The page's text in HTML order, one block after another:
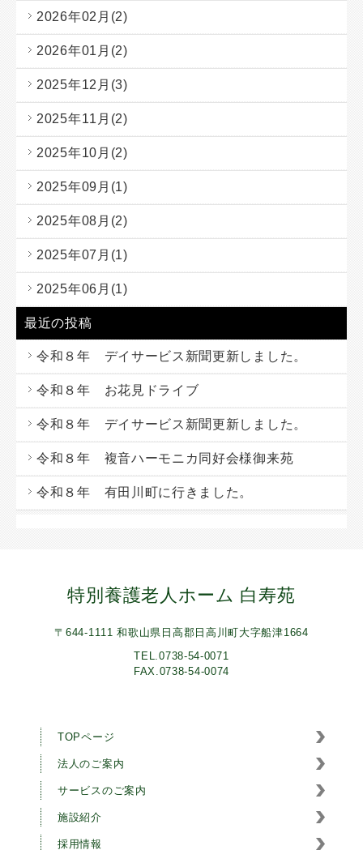
2026年02月(2)
2026年01月(2)
2025年12月(3)
2025年11月(2)
2025年10月(2)
2025年09月(1)
2025年08月(2)
2025年07月(1)
2025年06月(1)
最近の投稿
令和８年 デイサービス新聞更新しました。
令和８年 お花見ドライブ
令和８年 デイサービス新聞更新しました。
令和８年 複音ハーモニカ同好会様御来苑
令和８年 有田川町に行きました。
特別養護老人ホーム 白寿苑
〒644-1111 和歌山県日高郡日高川町大字船津1664
TEL.0738-54-0071
FAX.0738-54-0074
TOPページ
法人のご案内
サービスのご案内
施設紹介
採用情報